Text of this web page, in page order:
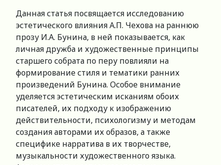
Данная статья посвящается исследованию
эстетического влияния А.П. Чехова на раннюю
прозу И.А. Бунина, в ней показывается, как
личная дружба и художественные принципы
старшего собрата по перу повлияли на
формирование стиля и тематики ранних
произведений Бунина. Особое внимание
уделяется эстетическим исканиям обоих
писателей, их подходу к изображению
действительности, психологизму и методам
создания авторами их образов, а также
специфике нарратива в их творчестве,
музыкальности художественного языка.